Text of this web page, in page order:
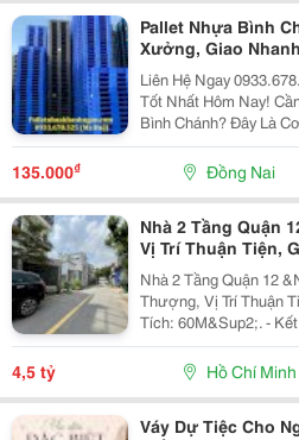
Pallet Nhựa Bình
Xưởng, Giao
Liên Hệ Ngay
Tốt Nhất Hôm Nay! Cần Mua Pallet Nhựa Giá Rẻ Tại
Bình Chánh? Đây Là Cơ
Tôi Đang Xả Kho
Với Mức Giá Cực Kỳ
135.000₫ Đồng Nai
Nhà 2 Tầng Quận
Vị Trí Thuận Tiện,
Cư Đông Đúc
Nhà 2 Tầng Quận 12
Thượng, Vị Trí Thuận
Tích: 60M&Sup2;. -
Thượng. - Vị Trí:
Không Gian Phù Hợp
4,5 tỷ Hồ Chí Minh
Váy Dự Tiệc Cho